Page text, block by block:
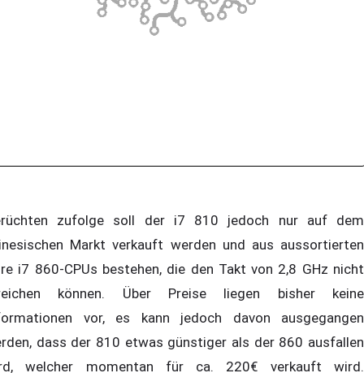
zufolge soll der i7 810 jedoch nur auf dem
Markt verkauft werden und aus aussortierten
i7 860-CPUs bestehen, die den Takt von 2,8 GHz nicht
können. Über Preise liegen bisher keine
vor, es kann jedoch davon ausgegangen
dass der 810 etwas günstiger als der 860 ausfallen
welcher momentan für ca. 220€ verkauft wird.